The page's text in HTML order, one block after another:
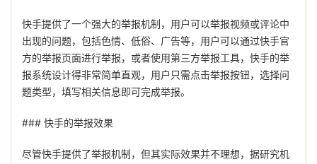
快手提供了一个强大的举报机制，用户可以举报视频或评论中
出现的问题，包括色情、低俗、广告等，用户可以通过快手官
方的举报页面进行举报，或者使用第三方举报工具，快手的举
报系统设计得非常简单直观，用户只需点击举报按钮，选择问
题类型，填写相关信息即可完成举报。
### 快手的举报效果
尽管快手提供了举报机制，但其实际效果并不理想，据研究机